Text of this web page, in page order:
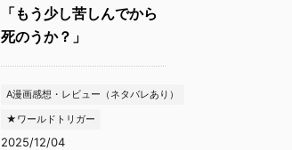
「もう少し苦しんでから
死のうか？」
A漫画感想・レビュー（ネタバレあり）
★ワールドトリガー
2025/12/04